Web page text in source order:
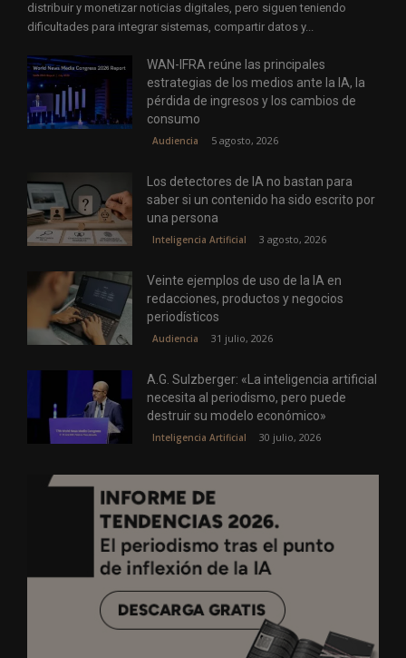
distribuir y monetizar noticias digitales, pero siguen teniendo
dificultades para integrar sistemas, compartir datos y...
WAN-IFRA reúne las principales
estrategias de los medios ante la IA, la
pérdida de ingresos y los cambios de
consumo
Audiencia 5 agosto, 2026
Los detectores de IA no bastan para
saber si un contenido ha sido escrito por
una persona
Inteligencia Artificial 3 agosto, 2026
Veinte ejemplos de uso de la IA en
redacciones, productos y negocios
periodísticos
Audiencia 31 julio, 2026
A.G. Sulzberger: «La inteligencia artificial
necesita al periodismo, pero puede
destruir su modelo económico»
Inteligencia Artificial 30 julio, 2026